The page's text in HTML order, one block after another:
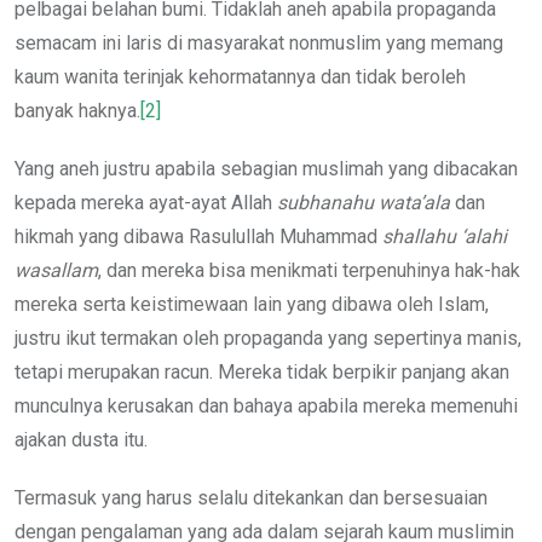
pelbagai belahan bumi. Tidaklah aneh apabila propaganda
semacam ini laris di masyarakat nonmuslim yang memang
kaum wanita terinjak kehormatannya dan tidak beroleh
banyak haknya. [2]
Yang aneh justru apabila sebagian muslimah yang dibacakan
kepada mereka ayat-ayat Allah subhanahu wata’ala dan
hikmah yang dibawa Rasulullah Muhammad shallahu ‘alahi
wasallam, dan mereka bisa menikmati terpenuhinya hak-hak
mereka serta keistimewaan lain yang dibawa oleh Islam,
justru ikut termakan oleh propaganda yang sepertinya manis,
tetapi merupakan racun. Mereka tidak berpikir panjang akan
munculnya kerusakan dan bahaya apabila mereka memenuhi
ajakan dusta itu.
Termasuk yang harus selalu ditekankan dan bersesuaian
dengan pengalaman yang ada dalam sejarah kaum muslimin